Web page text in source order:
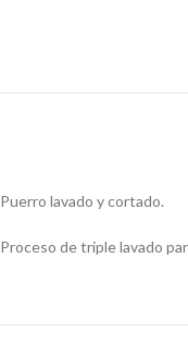
Puerro lavado y cortado.
Proceso de triple lavado